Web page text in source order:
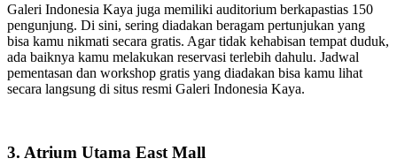
Galeri Indonesia Kaya juga memiliki auditorium berkapastias 150
pengunjung. Di sini, sering diadakan beragam pertunjukan yang
bisa kamu nikmati secara gratis. Agar tidak kehabisan tempat duduk,
ada baiknya kamu melakukan reservasi terlebih dahulu. Jadwal
pementasan dan workshop gratis yang diadakan bisa kamu lihat
secara langsung di situs resmi Galeri Indonesia Kaya.
3. Atrium Utama East Mall